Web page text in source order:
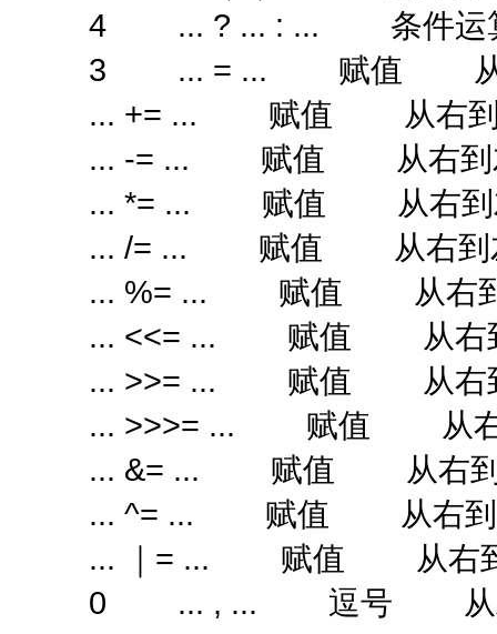
4 ... ? ... : ... 条件运
3 ... = ... 赋值 从
... += ... 赋值 从右到
... -= ... 赋值 从右到
... *= ... 赋值 从右到
... /= ... 赋值 从右到
... %= ... 赋值 从右
... <<= ... 赋值 从右
... >>= ... 赋值 从右
... >>>= ... 赋值 从右
... &= ... 赋值 从右
... ^= ... 赋值 从右到
... ｜= ... 赋值 从右
0 ... , ... 逗号 从